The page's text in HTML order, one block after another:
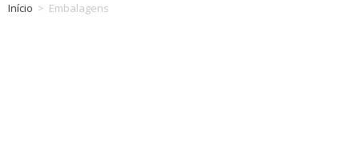
Início > Embalagens